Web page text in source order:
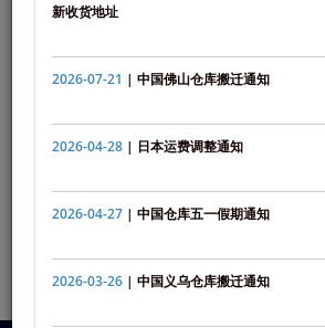
公告
公告
Result for Tag: 中国和马来西亚劳动节假期通知
2025-04-29
新收货地址
2026-07-21 | 中国佛山仓库搬迁通知
2026-04-28 | 日本运费调整通知
2026-04-27 | 中国仓库五一假期通知
2026-03-26 | 中国义乌仓库搬迁通知